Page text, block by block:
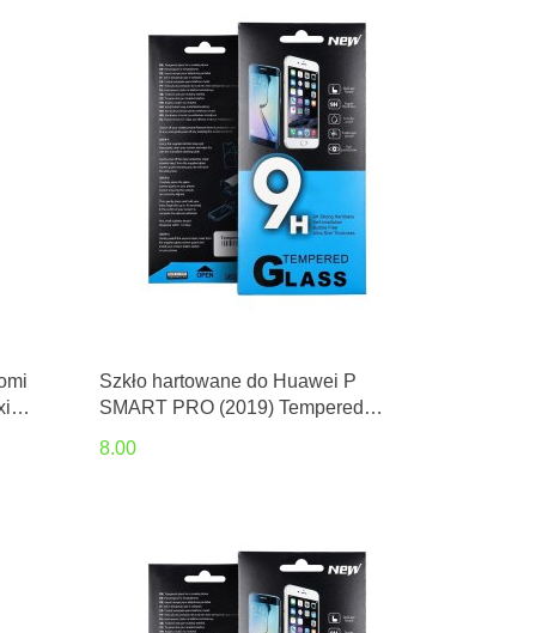
Szkło hartowane do Huawei P
SMART PRO (2019) Tempered
8.00